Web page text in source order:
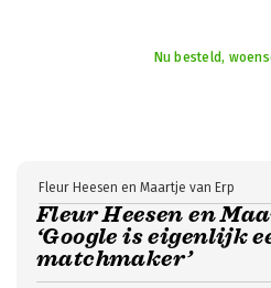
Nu besteld,
Fleur Heesen en
‘Google is eigenlijk
matchmaker’
Fleur Heesen en Maartje van Erp